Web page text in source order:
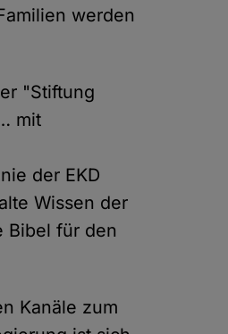
werden
"Stiftung
mit
der EKD
Wissen der
Bibel für den
Kanäle zum